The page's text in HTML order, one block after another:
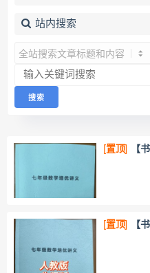
站内搜索
[置顶] 【
[置顶] 【